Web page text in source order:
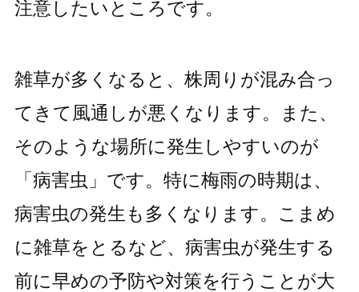
注意したいところです。
雑草が多くなると、株周りが混み合っ
てきて風通しが悪くなります。また、
そのような場所に発生しやすいのが
「病害虫」です。特に梅雨の時期は、
病害虫の発生も多くなります。こまめ
に雑草をとるなど、病害虫が発生する
前に早めの予防や対策を行うことが大